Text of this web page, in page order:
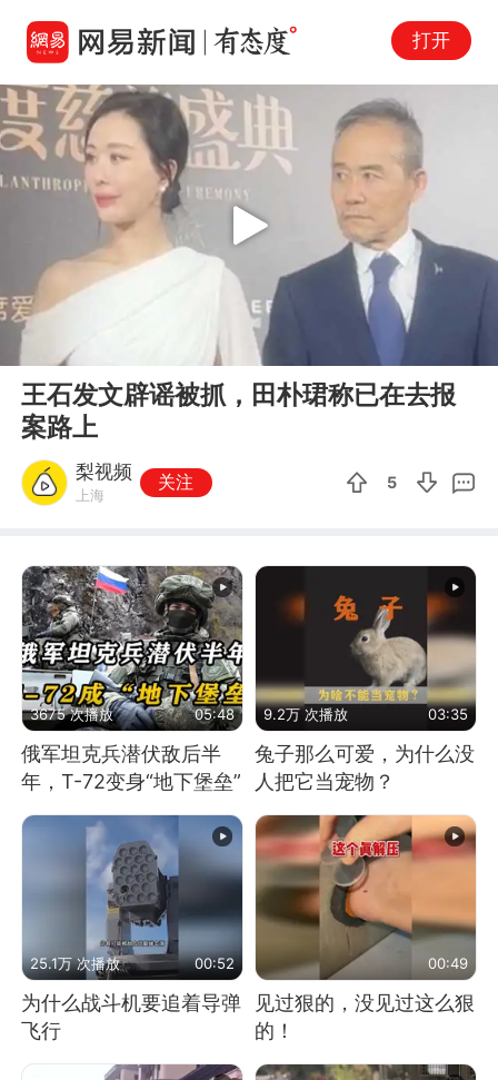
打开
Play
王石发文辟谣被抓，田朴珺称已在去报
案路上
梨视频
上海
关注 5
3675 次播放 05:48
俄军坦克兵潜伏敌后半
年，T-72变身“地下堡垒”
9.2万 次播放 03:35
兔子那么可爱，为什么没
人把它当宠物？
25.1万 次播放 00:52
为什么战斗机要追着导弹
飞行
00:49
见过狠的，没见过这么狠
的！